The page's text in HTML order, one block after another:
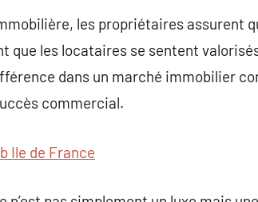
les propriétaires assurent
que les locataires se sentent
dans un marché immobilier
commercial.
Ile de France